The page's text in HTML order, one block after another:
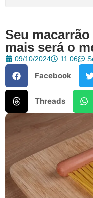
Seu
mais será o
09/10/2024 11:06
Facebook
Threads